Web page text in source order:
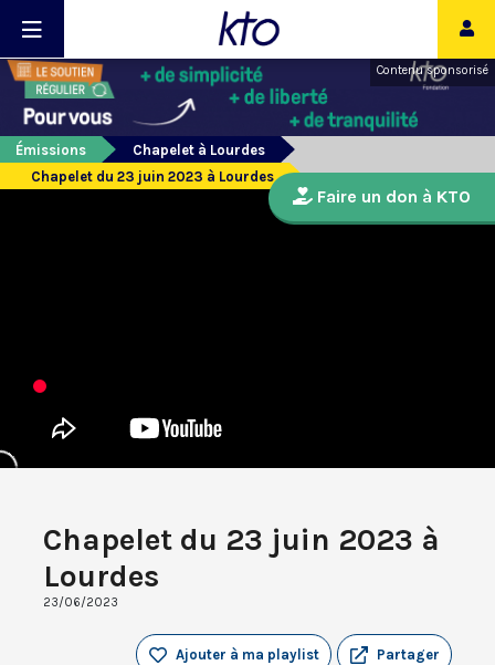
Contenu sponsorisé
Émissions
Chapelet à Lourdes
Chapelet du 23 juin 2023 à Lourdes
Chapelet du 23 juin 2023 à
Lourdes
23/06/2023
Partager
Ajouter à ma playlist
Faire un don à KTO